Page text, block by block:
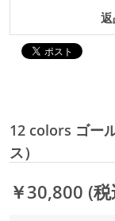
12 colors ゴー
ス）
￥30,800 (